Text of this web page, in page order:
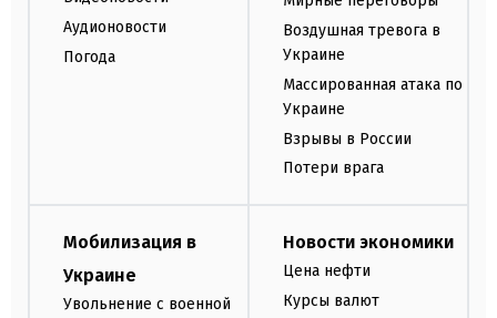
Аудионовости
Погода
Воздушная тревога в
Украине
Массированная атака по
Украине
Взрывы в России
Потери врага
Мобилизация в
Украине
Увольнение с военной
Новости экономики
Цена нефти
Курсы валют